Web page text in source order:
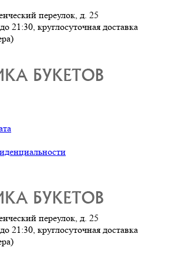
переулок, д. 25
21:30, круглосуточная доставка
переулок, д. 25
21:30, круглосуточная доставка